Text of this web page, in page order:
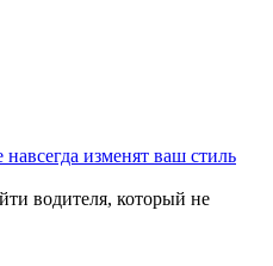
изменят ваш стиль
водителя, который не